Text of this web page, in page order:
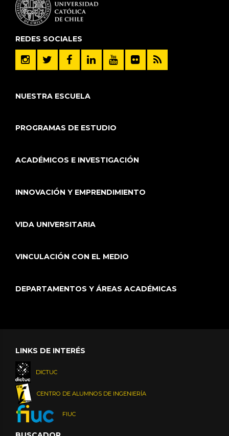
REDES SOCIALES
NUESTRA ESCUELA
PROGRAMAS DE ESTUDIO
ACADÉMICOS E INVESTIGACIÓN
INNOVACIÓN Y EMPRENDIMIENTO
VIDA UNIVERSITARIA
VINCULACIÓN CON EL MEDIO
DEPARTAMENTOS Y ÁREAS ACADÉMICAS
LINKS DE INTERÉS
DICTUC
CENTRO DE ALUMNOS DE INGENIERÍA
FIUC